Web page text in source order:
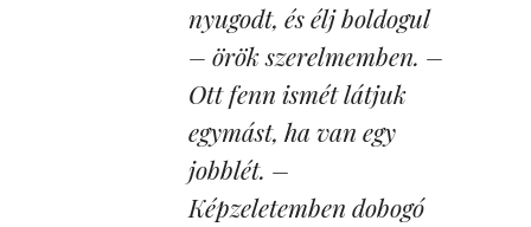
nyugodt, és élj boldogul
– örök szerelmemben. –
Ott fenn ismét látjuk
egymást, ha van egy
jobblét. –
Képzeletemben dobogó